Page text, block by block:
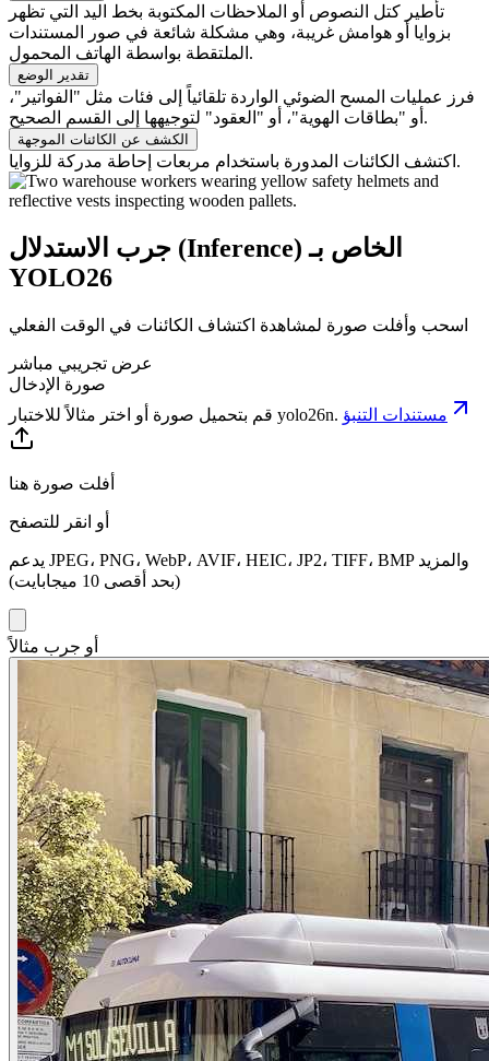
تأطير كتل النصوص أو الملاحظات المكتوبة بخط اليد التي تظهر
بزوايا أو هوامش غريبة، وهي مشكلة شائعة في صور المستندات
الملتقطة بواسطة الهاتف المحمول.
تقدير الوضع
فرز عمليات المسح الضوئي الواردة تلقائياً إلى فئات مثل "الفواتير"،
أو "بطاقات الهوية"، أو "العقود" لتوجيهها إلى القسم الصحيح.
الكشف عن الكائنات الموجهة
اكتشف الكائنات المدورة باستخدام مربعات إحاطة مدركة للزوايا.
جرب الاستدلال (Inference) الخاص بـ
YOLO26
اسحب وأفلت صورة لمشاهدة اكتشاف الكائنات في الوقت الفعلي
عرض تجريبي مباشر
صورة الإدخال
قم بتحميل صورة أو اختر مثالاً للاختبار yolo26n. مستندات التنبؤ
أفلت صورة هنا
أو انقر للتصفح
يدعم JPEG، PNG، WebP، AVIF، HEIC، JP2، TIFF، BMP والمزيد
(بحد أقصى 10 ميجابايت)
أو جرب مثالاً